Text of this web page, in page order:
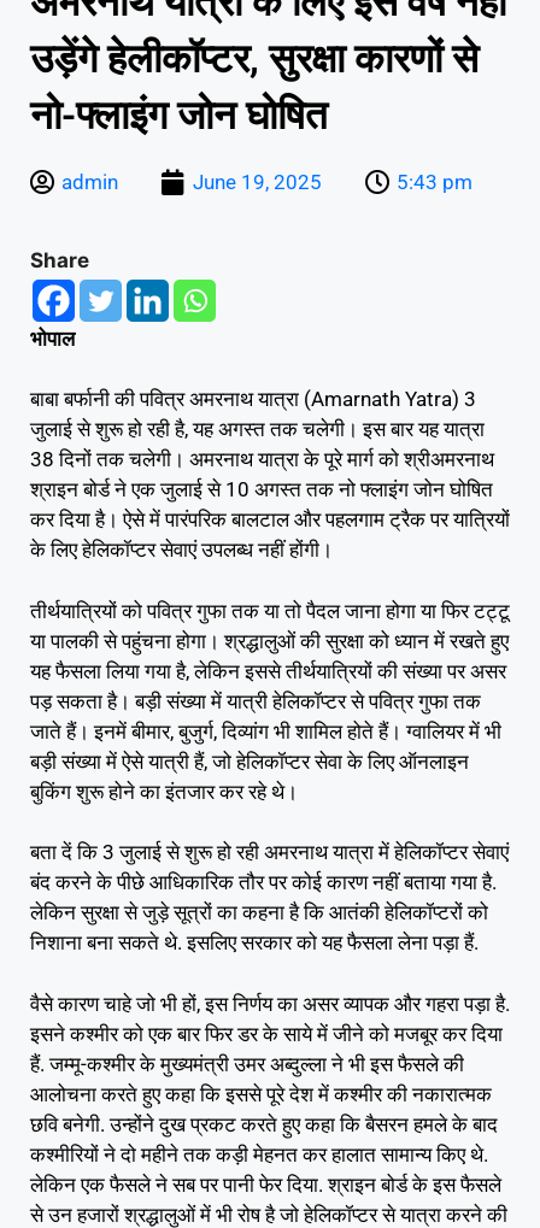
उड़ेंगे हेलीकॉप्टर, सुरक्षा कारणों से
नो-फ्लाइंग जोन घोषित
admin June 19, 2025 5:43 pm
Share
भोपाल
बाबा बर्फानी की पवित्र अमरनाथ यात्रा (Amarnath Yatra) 3
जुलाई से शुरू हो रही है, यह अगस्त तक चलेगी। इस बार यह यात्रा
38 दिनों तक चलेगी। अमरनाथ यात्रा के पूरे मार्ग को श्रीअमरनाथ
श्राइन बोर्ड ने एक जुलाई से 10 अगस्त तक नो फ्लाइंग जोन घोषित
कर दिया है। ऐसे में पारंपरिक बालटाल और पहलगाम ट्रैक पर यात्रियों
के लिए हेलिकॉप्टर सेवाएं उपलब्ध नहीं होंगी।
तीर्थयात्रियों को पवित्र गुफा तक या तो पैदल जाना होगा या फिर टट्टू
या पालकी से पहुंचना होगा। श्रद्धालुओं की सुरक्षा को ध्यान में रखते हुए
यह फैसला लिया गया है, लेकिन इससे तीर्थयात्रियों की संख्या पर असर
पड़ सकता है। बड़ी संख्या में यात्री हेलिकॉप्टर से पवित्र गुफा तक
जाते हैं। इनमें बीमार, बुजुर्ग, दिव्यांग भी शामिल होते हैं। ग्वालियर में भी
बड़ी संख्या में ऐसे यात्री हैं, जो हेलिकॉप्टर सेवा के लिए ऑनलाइन
बुकिंग शुरू होने का इंतजार कर रहे थे।
बता दें कि 3 जुलाई से शुरू हो रही अमरनाथ यात्रा में हेलिकॉप्टर सेवाएं
बंद करने के पीछे आधिकारिक तौर पर कोई कारण नहीं बताया गया है.
लेकिन सुरक्षा से जुड़े सूत्रों का कहना है कि आतंकी हेलिकॉप्टरों को
निशाना बना सकते थे. इसलिए सरकार को यह फैसला लेना पड़ा हैं.
वैसे कारण चाहे जो भी हों, इस निर्णय का असर व्यापक और गहरा पड़ा है.
इसने कश्मीर को एक बार फिर डर के साये में जीने को मजबूर कर दिया
हैं. जम्मू-कश्मीर के मुख्यमंत्री उमर अब्दुल्ला ने भी इस फैसले की
आलोचना करते हुए कहा कि इससे पूरे देश में कश्मीर की नकारात्मक
छवि बनेगी. उन्होंने दुख प्रकट करते हुए कहा कि बैसरन हमले के बाद
कश्मीरियों ने दो महीने तक कड़ी मेहनत कर हालात सामान्य किए थे.
लेकिन एक फैसले ने सब पर पानी फेर दिया. श्राइन बोर्ड के इस फैसले
से उन हजारों श्रद्धालुओं में भी रोष है जो हेलिकॉप्टर से यात्रा करने की